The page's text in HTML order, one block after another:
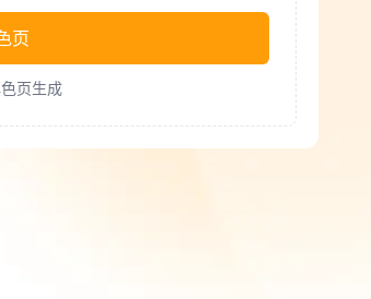
页
页生成